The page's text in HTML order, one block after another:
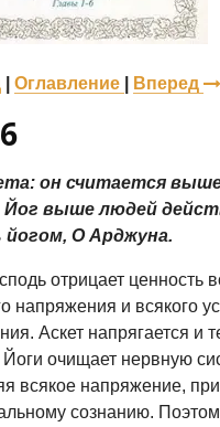
Оглавление Вперед
он считается
Йог выше людей
О Арджуна.
отрицает ценность
напряжения и всякого
Аскет напрягается и
очищает нервную
всякое напряжение,
сознанию.